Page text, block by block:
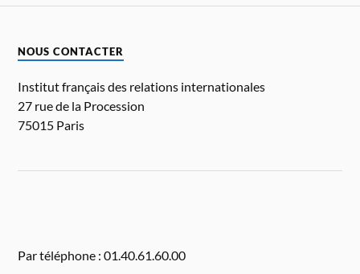
NOUS CONTACTER
Institut français des relations internationales
27 rue de la Procession
75015 Paris
Par téléphone : 01.40.61.60.00